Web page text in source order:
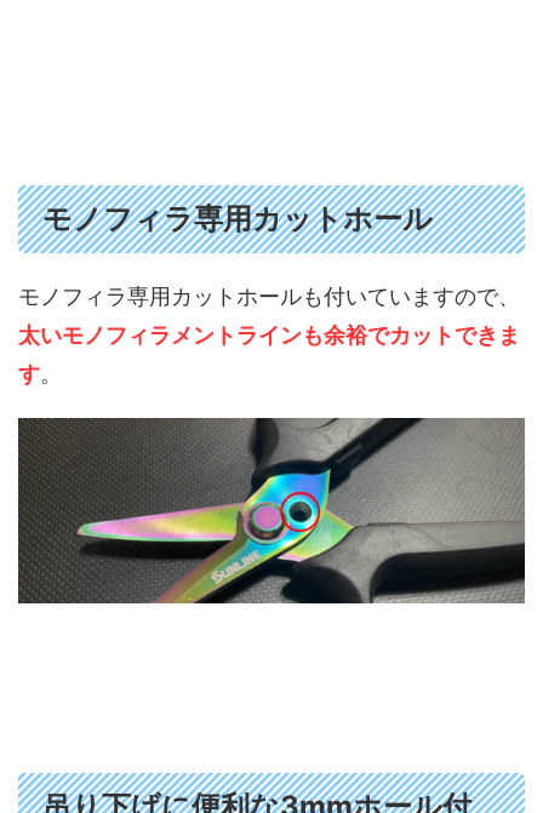
モノフィラ専用カットホール
モノフィラ専用カットホールも付いていますので、
太いモノフィラメントラインも余裕でカットできま
す。